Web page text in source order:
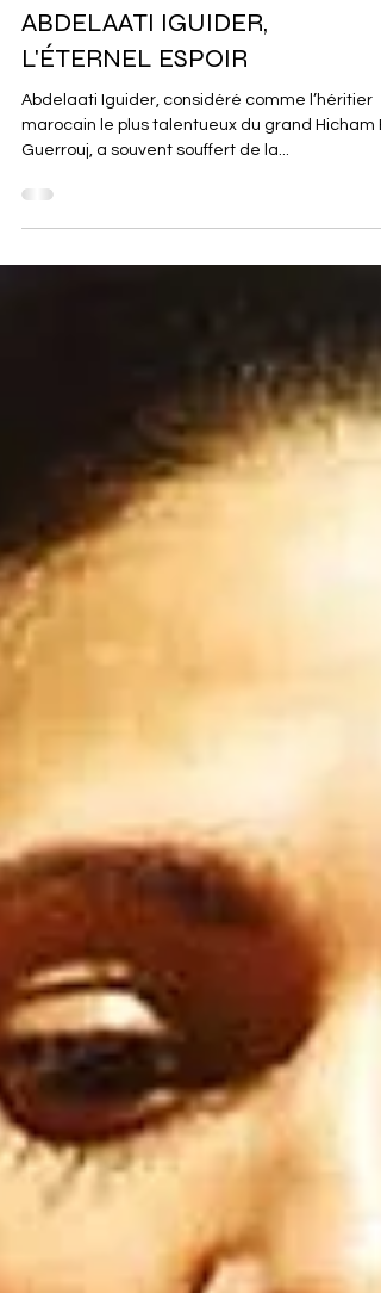
Jeux Olympiques
ABDELAATI IGUIDER,
L'ÉTERNEL ESPOIR
Abdelaati Iguider, considéré comme l’héritier
Guerrouj, a souvent souffert de la...